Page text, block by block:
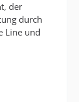
der
durch
Line und